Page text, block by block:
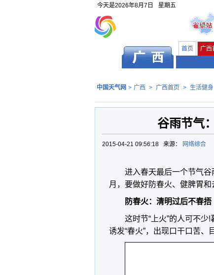
今天是2026年8月7日 星期五
首页 广西
中国天气网 > 广西 > 广西首页 > 生活健身
谷雨节气
2015-04-21 09:56:18 来源： 网络综合
进入春天最后一个节气
月，要做好防春火、健脾胃
防春火：清明过后不春捂
这时节“上火”的人可不
诱发“春火”，出现口干口苦、